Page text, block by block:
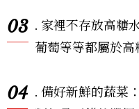
03 . 家裡不存放高糖
葡萄等等都屬於高
04 . 備好新鮮的蔬菜